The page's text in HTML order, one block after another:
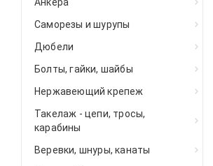
Саморезы и шурупы
Дюбели
Болты, гайки, шайбы
Нержавеющий крепеж
Такелаж - цепи, тросы,
карабины
Веревки, шнуры, канаты